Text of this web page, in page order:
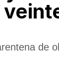
de